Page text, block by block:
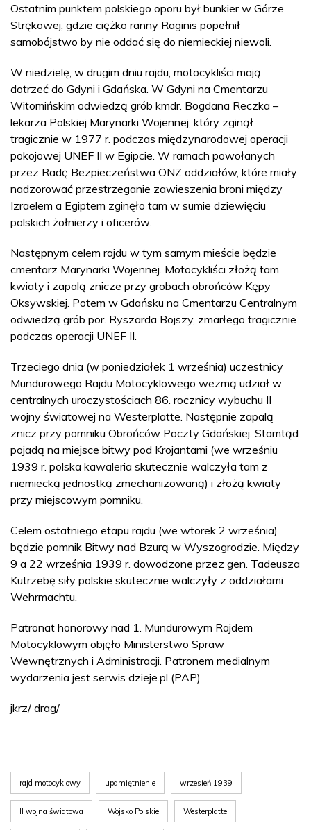
Ostatnim punktem polskiego oporu był bunkier w Górze
Strękowej, gdzie ciężko ranny Raginis popełnił
samobójstwo by nie oddać się do niemieckiej niewoli.
W niedzielę, w drugim dniu rajdu, motocykliści mają
dotrzeć do Gdyni i Gdańska. W Gdyni na Cmentarzu
Witomińskim odwiedzą grób kmdr. Bogdana Reczka –
lekarza Polskiej Marynarki Wojennej, który zginął
tragicznie w 1977 r. podczas międzynarodowej operacji
pokojowej UNEF II w Egipcie. W ramach powołanych
przez Radę Bezpieczeństwa ONZ oddziałów, które miały
nadzorować przestrzeganie zawieszenia broni między
Izraelem a Egiptem zginęło tam w sumie dziewięciu
polskich żołnierzy i oficerów.
Następnym celem rajdu w tym samym mieście będzie
cmentarz Marynarki Wojennej. Motocykliści złożą tam
kwiaty i zapalą znicze przy grobach obrońców Kępy
Oksywskiej. Potem w Gdańsku na Cmentarzu Centralnym
odwiedzą grób por. Ryszarda Bojszy, zmarłego tragicznie
podczas operacji UNEF II.
Trzeciego dnia (w poniedziałek 1 września) uczestnicy
Mundurowego Rajdu Motocyklowego wezmą udział w
centralnych uroczystościach 86. rocznicy wybuchu II
wojny światowej na Westerplatte. Następnie zapalą
znicz przy pomniku Obrońców Poczty Gdańskiej. Stamtąd
pojadą na miejsce bitwy pod Krojantami (we wrześniu
1939 r. polska kawaleria skutecznie walczyła tam z
niemiecką jednostką zmechanizowaną) i złożą kwiaty
przy miejscowym pomniku.
Celem ostatniego etapu rajdu (we wtorek 2 września)
będzie pomnik Bitwy nad Bzurą w Wyszogrodzie. Między
9 a 22 września 1939 r. dowodzone przez gen. Tadeusza
Kutrzebę siły polskie skutecznie walczyły z oddziałami
Wehrmachtu.
Patronat honorowy nad 1. Mundurowym Rajdem
Motocyklowym objęło Ministerstwo Spraw
Wewnętrznych i Administracji. Patronem medialnym
wydarzenia jest serwis dzieje.pl (PAP)
jkrz/ drag/
rajd motocyklowy upamiętnienie wrzesień 1939
II wojna światowa Wojsko Polskie Westerplatte